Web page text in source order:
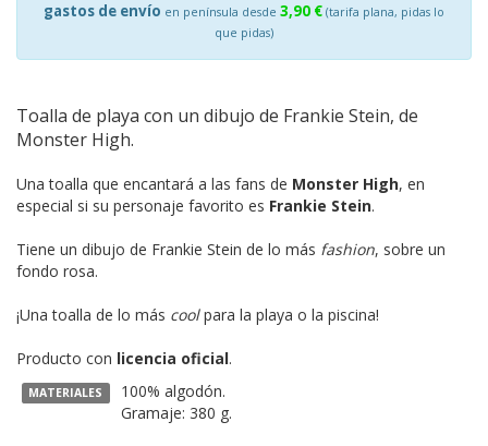
gastos de envío en península desde 3,90 € (tarifa plana, pidas lo
que pidas)
Toalla de playa con un dibujo de Frankie Stein, de
Monster High.
Una toalla que encantará a las fans de Monster High, en
especial si su personaje favorito es Frankie Stein.
Tiene un dibujo de Frankie Stein de lo más fashion, sobre un
fondo rosa.
¡Una toalla de lo más coolpara la playa o la piscina!
Producto con licencia oficial.
MATERIALES
100% algodón.
Gramaje: 380 g.